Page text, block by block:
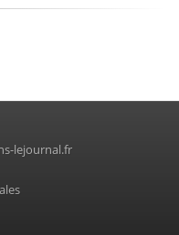
lejournal.fr